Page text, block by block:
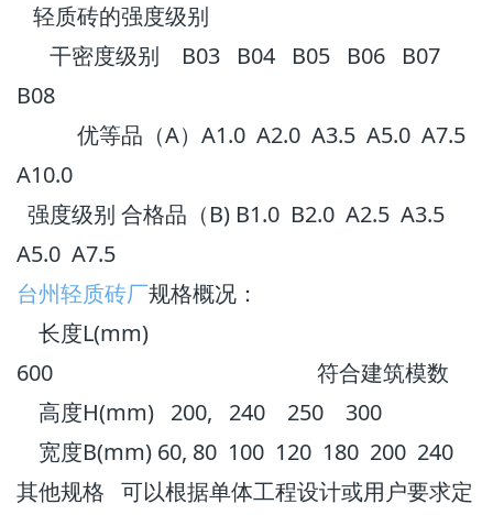
轻质砖的强度级别
干密度级别 B03 B04 B05 B06 B07
B08
优等品（A）A1.0 A2.0 A3.5 A5.0 A7.5
A10.0
强度级别 合格品（B) B1.0 B2.0 A2.5 A3.5
A5.0 A7.5
台州轻质砖厂规格概况：
长度L(mm)
600 符合建筑模数
高度H(mm) 200, 240 250 300
宽度B(mm) 60, 80 100 120 180 200 240
其他规格 可以根据单体工程设计或用户要求定